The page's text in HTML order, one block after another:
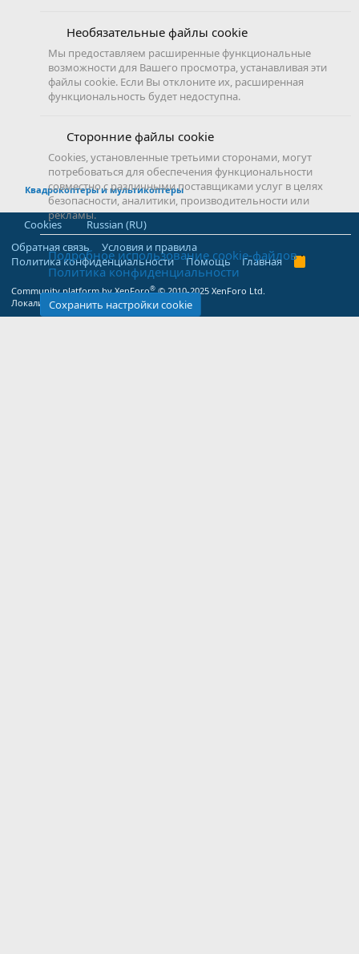
Квадрокоптеры и мультикоптеры
Cookies
Russian (RU)
Обратная связь
Условия и правила
Политика конфиденциальности
Помощь Главная
R
Community platform by XenForo® © 2010-2025 XenForo Ltd.
Локализация отXenForo.Info
Необязательные файлы cookie
Мы предоставляем расширенные функциональные
возможности для Вашего просмотра, устанавливая эти
файлы cookie. Если Вы отклоните их, расширенная
функциональность будет недоступна.
Сторонние файлы cookie
Cookies, установленные третьими сторонами, могут
потребоваться для обеспечения функциональности
совместно с различными поставщиками услуг в целях
безопасности, аналитики, производительности или
рекламы.
Подробное использование cookie-файлов
Политика конфиденциальности
Сохранить настройки cookie